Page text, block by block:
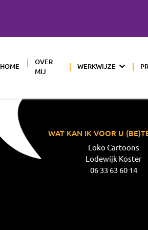
HOME
OVER
MIJ
WERKWIJZE
WAT KAN IK VOOR U
Loko Cartoons
Lodewijk Koster
06 33 63 60 14